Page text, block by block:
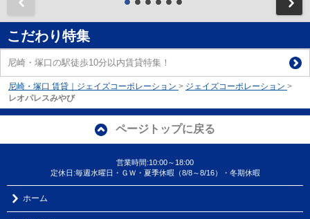
こだわり特集
尼崎・塚口の駅徒歩10分以内賃貸特集！
尼崎・塚口 賃貸｜ジェイズコーポレーション > ジェイズコーポレーション >
レオパレスみやび
ページトップに戻る
営業時間:10:00～18:00
定休日:毎週水曜日・ＧＷ・夏季休暇（8/8～8/16）・冬期休暇
ホーム